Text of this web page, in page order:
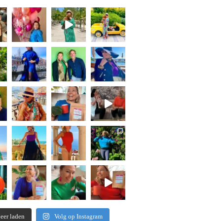
laden Volg op Instagram